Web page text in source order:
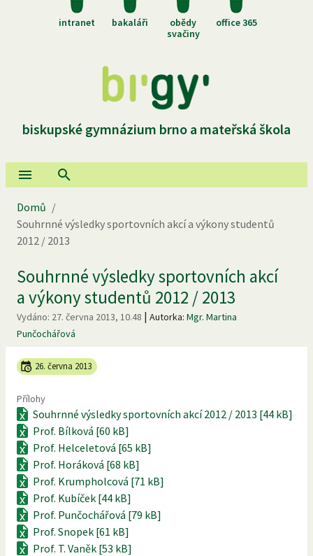
intranet bakaláři
obědy
svačiny
office 365
biskupské gymnázium brno a mateřská škola
Domů /
Souhrnné výsledky sportovních akcí a výkony studentů
2012 / 2013
Souhrnné výsledky sportovních akcí
a výkony studentů 2012 / 2013
Vydáno: 27. června 2013, 10.48 | Autorka: Mgr. Martina
Punčochářová
26. června 2013
Přílohy
Souhrnné výsledky sportovních akcí 2012 / 2013 [44 kB]
Prof. Bílková [60 kB]
Prof. Helceletová [65 kB]
Prof. Horáková [68 kB]
Prof. Krumpholcová [71 kB]
Prof. Kubíček [44 kB]
Prof. Punčochářová [79 kB]
Prof. Snopek [61 kB]
Prof. T. Vaněk [53 kB]